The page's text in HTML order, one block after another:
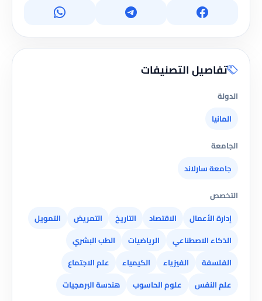
تفاصيل التصنيفات
الدولة
المانيا
الجامعة
جامعة سارلاند
التخصص
إدارة الأعمال
الاقتصاد التاريخ التمريض
التمويل
الذكاء الاصطناعي
الرياضيات
الطب البشري
الفلسفة
الفيزياء الكيمياء
علم الاجتماع
علم النفس
علوم الحاسوب
هندسة البرمجيات